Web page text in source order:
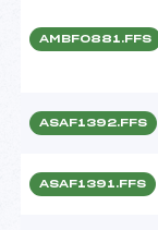
AMBF0881.FFS
ASAF1392.FFS
ASAF1391.FFS